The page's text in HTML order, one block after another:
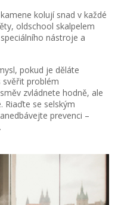
kolují snad v každé
oldschool skalpelem
nástroje a
pokud je děláte
svěřit problém
zvládnete hodně, ale
Riaďte se selským
prevenci –